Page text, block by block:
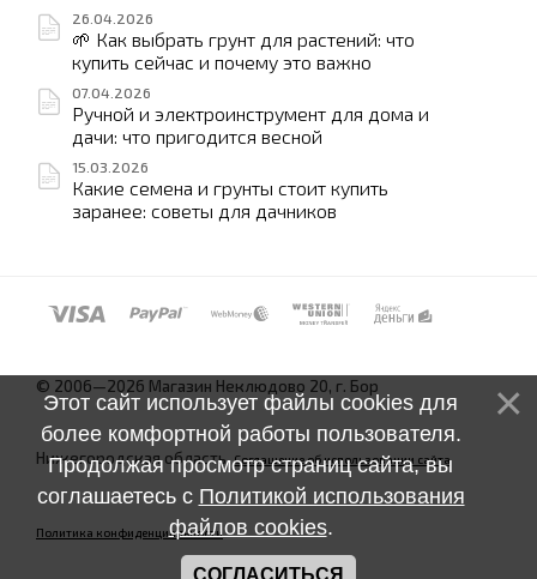
26.04.2026
🌱 Как выбрать грунт для растений: что
купить сейчас и почему это важно
07.04.2026
Ручной и электроинструмент для дома и
дачи: что пригодится весной
15.03.2026
Какие семена и грунты стоит купить
заранее: советы для дачников
© 2006—2026 Магазин Неклюдово 20, г. Бор
Нижегородская область.Соглашение об использовании сайта
Политика конфиденциальности
Этот сайт использует файлы cookies для
более комфортной работы пользователя.
Продолжая просмотр страниц сайта, вы
соглашаетесь с Политикой использования
файлов cookies.
СОГЛАСИТЬСЯ